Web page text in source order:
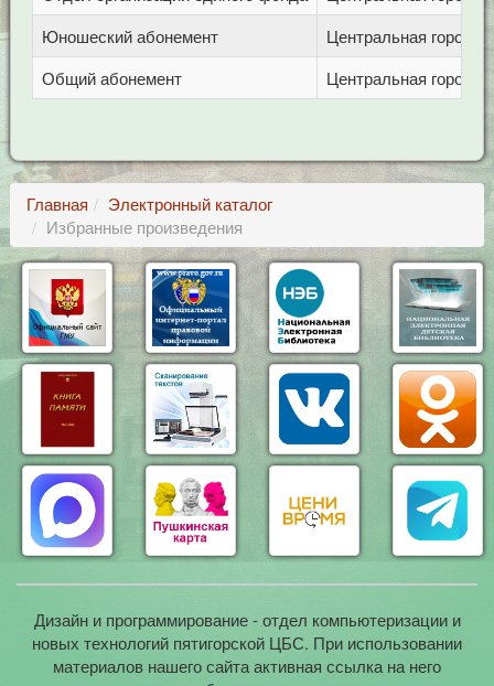
Юношеский абонемент
Центральная
Общий абонемент
Центральная
Главная
Электронный каталог
Избранные произведения
Дизайн и программирование - отдел компьютеризации и
новых технологий пятигорской ЦБС. При использовании
материалов нашего сайта активная ссылка на него